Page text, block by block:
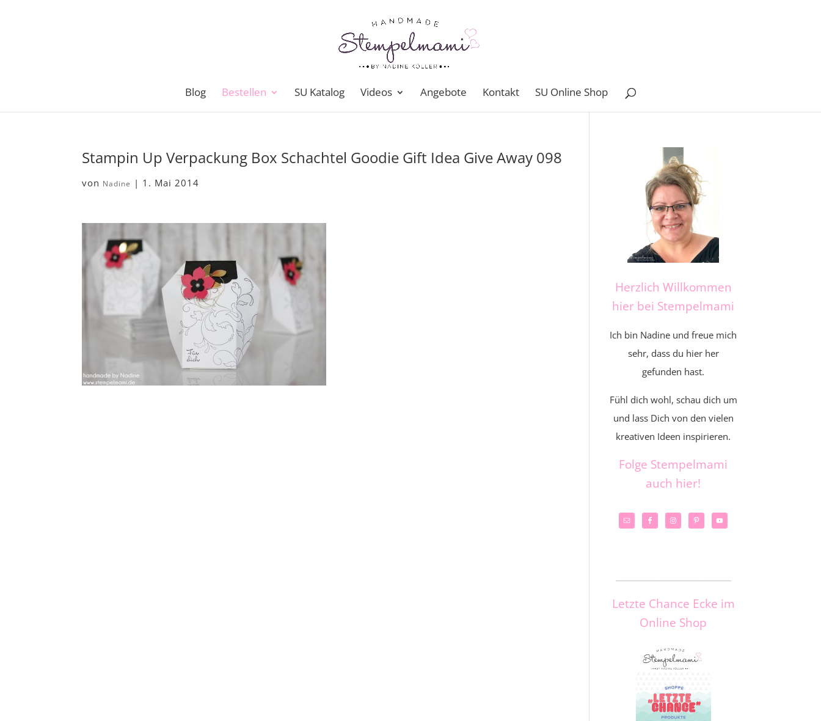
Blog Bestellen SU Katalog Videos Angebote Kontakt SU Online Shop
Stampin Up Verpackung Box Schachtel Goodie Gift Idea Give Away 098
von Nadine | 1. Mai 2014
Herzlich Willkommen
hier bei Stempelmami
Ich bin Nadine und freue mich
sehr, dass du hier her
gefunden hast.
Fühl dich wohl, schau dich um
und lass Dich von den vielen
kreativen Ideen inspirieren.
Folge Stempelmami
auch hier!
Letzte Chance Ecke im
Online Shop